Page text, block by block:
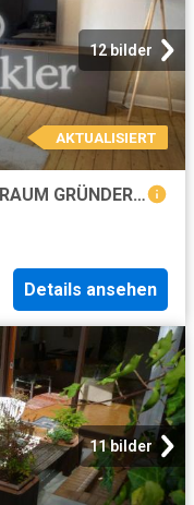
12 bilder
AKTUALISIERT
ERSTBEZUG: VOLLMÖBLIERTE 3 RAUM GRÜNDERZEIT SMARTHOMES IN CITY BESTLAGE
Details ansehen
11 bilder